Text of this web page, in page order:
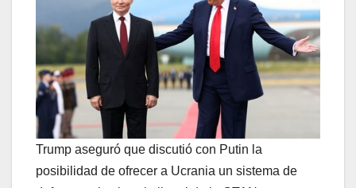
Trump aseguró que discutió con Putin la
posibilidad de ofrecer a Ucrania un sistema de